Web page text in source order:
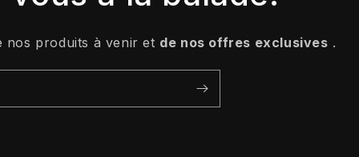
nos produits à venir et de nos offres exclusives .